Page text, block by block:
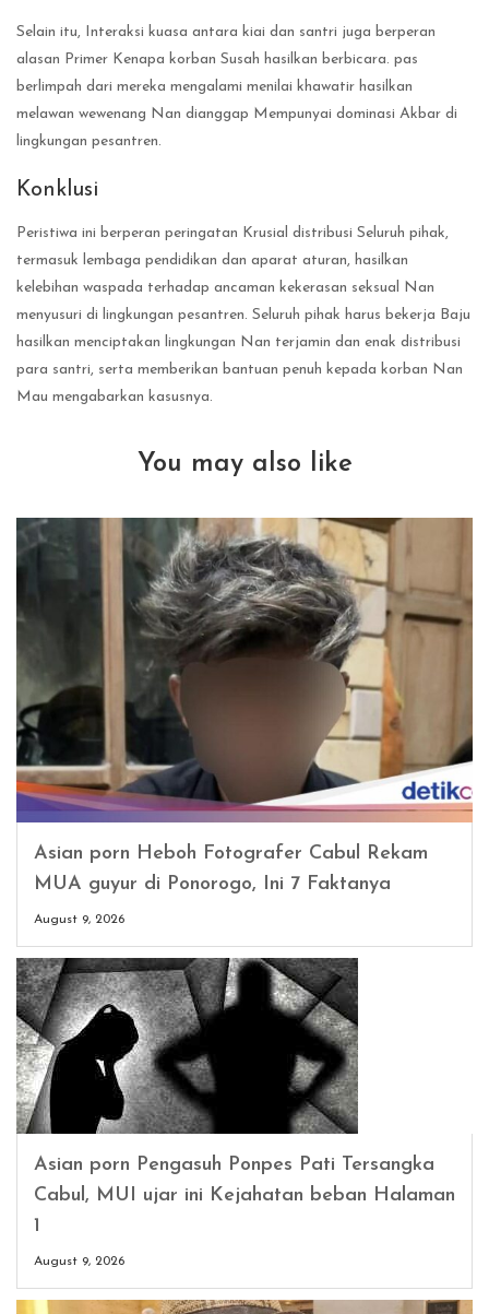
Selain itu, Interaksi kuasa antara kiai dan santri juga berperan
alasan Primer Kenapa korban Susah hasilkan berbicara. pas
berlimpah dari mereka mengalami menilai khawatir hasilkan
melawan wewenang Nan dianggap Mempunyai dominasi Akbar di
lingkungan pesantren.
Konklusi
Peristiwa ini berperan peringatan Krusial distribusi Seluruh pihak,
termasuk lembaga pendidikan dan aparat aturan, hasilkan
kelebihan waspada terhadap ancaman kekerasan seksual Nan
menyusuri di lingkungan pesantren. Seluruh pihak harus bekerja Baju
hasilkan menciptakan lingkungan Nan terjamin dan enak distribusi
para santri, serta memberikan bantuan penuh kepada korban Nan
Mau mengabarkan kasusnya.
You may also like
Asian porn Heboh Fotografer Cabul Rekam
MUA guyur di Ponorogo, Ini 7 Faktanya
August 9, 2026
Asian porn Pengasuh Ponpes Pati Tersangka
Cabul, MUI ujar ini Kejahatan beban Halaman
1
August 9, 2026